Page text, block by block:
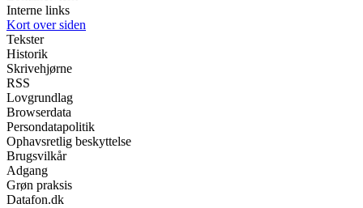
Interne links
Kort over siden
Tekster
Historik
Skrivehjørne
RSS
Lovgrundlag
Browserdata
Persondatapolitik
Ophavsretlig beskyttelse
Brugsvilkår
Adgang
Grøn praksis
Datafon.dk